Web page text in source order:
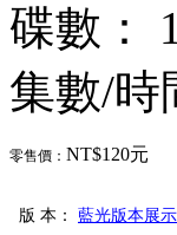
碟數： 1
集數/時
零售價： NT$120元
版 本： 藍光版本展